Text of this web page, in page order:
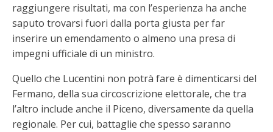
raggiungere risultati, ma con l’esperienza ha anche
saputo trovarsi fuori dalla porta giusta per far
inserire un emendamento o almeno una presa di
impegni ufficiale di un ministro.
Quello che Lucentini non potrà fare è dimenticarsi del
Fermano, della sua circoscrizione elettorale, che tra
l’altro include anche il Piceno, diversamente da quella
regionale. Per cui, battaglie che spesso saranno